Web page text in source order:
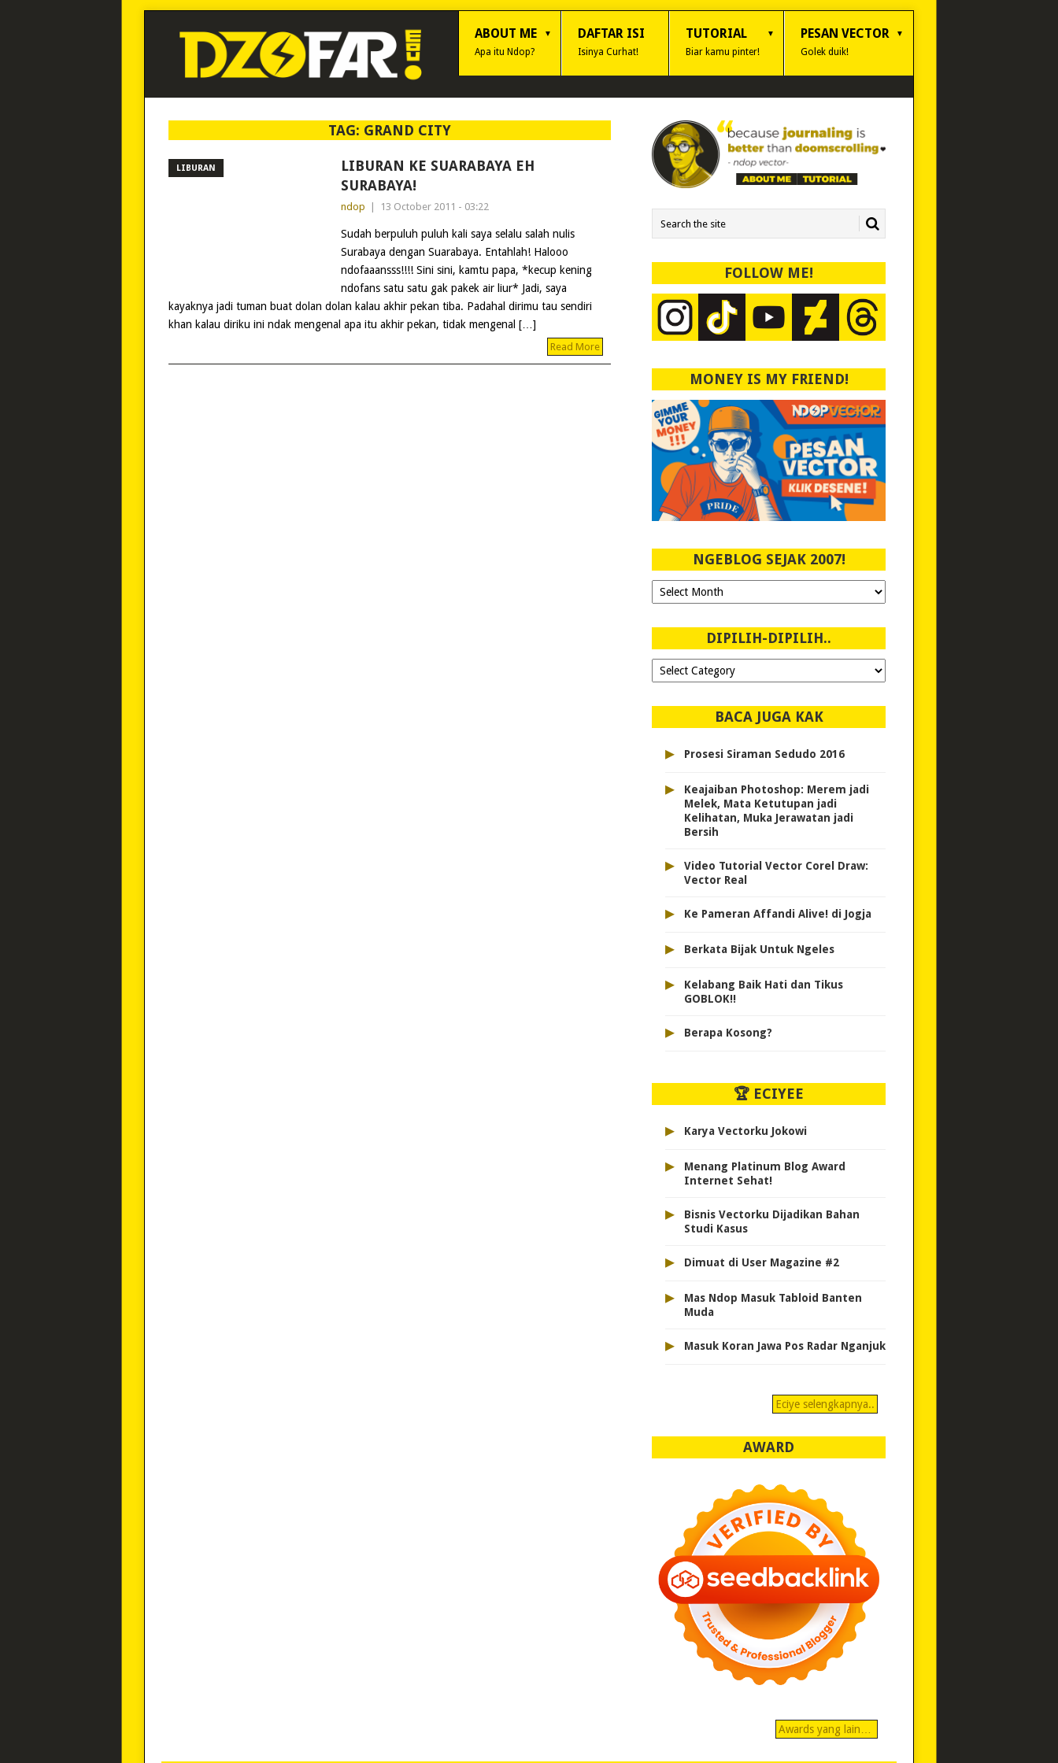
ABOUT ME
Apa itu Ndop?
DAFTAR ISI
Isinya Curhat!
TUTORIAL
Biar kamu pinter!
PESAN VECTOR
Golek duik!
TAG: GRAND CITY
LIBURAN
LIBURAN KE SUARABAYA EH
SURABAYA!
ndop 13 October 2011 - 03:22
Sudah berpuluh puluh kali saya selalu salah nulis
Surabaya dengan Suarabaya. Entahlah! Halooo
ndofaaansss!!!! Sini sini, kamtu papa, *kecup kening
ndofans satu satu gak pakek air liur* Jadi, saya
kayaknya jadi tuman buat dolan dolan kalau akhir pekan tiba. Padahal dirimu tau sendiri
khan kalau diriku ini ndak mengenal apa itu akhir pekan, tidak mengenal […]
Read More
FOLLOW ME!
MONEY IS MY FRIEND!
NGEBLOG SEJAK 2007!
Ngeblog
Sejak
DIPILIH-DIPILIH..
Dipilih-
dipilih..
BACA JUGA KAK
▸ Prosesi Siraman Sedudo 2016
▸
Keajaiban Photoshop: Merem jadi
Melek, Mata Ketutupan jadi
Kelihatan, Muka Jerawatan jadi
Bersih
▸
Video Tutorial Vector Corel Draw:
Vector Real
▸ Ke Pameran Affandi Alive! di Jogja
▸ Berkata Bijak Untuk Ngeles
▸
Kelabang Baik Hati dan Tikus
GOBLOK!!
▸ Berapa Kosong?
🏆 ECIYEE
▸ Karya Vectorku Jokowi
▸
Menang Platinum Blog Award
Internet Sehat!
▸
Bisnis Vectorku Dijadikan Bahan
Studi Kasus
▸ Dimuat di User Magazine #2
▸
Mas Ndop Masuk Tabloid Banten
Muda
▸ Masuk Koran Jawa Pos Radar Nganjuk
Eciye selengkapnya..
AWARD
Awards yang lain…